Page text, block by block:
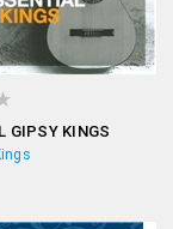
GIPSY KINGS